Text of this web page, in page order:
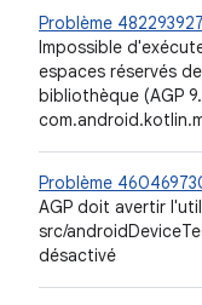
Problème 482293927
Impossible
espaces réservés
bibliothèque (AGP
Problème
AGP doit avertir
src/
désactivé